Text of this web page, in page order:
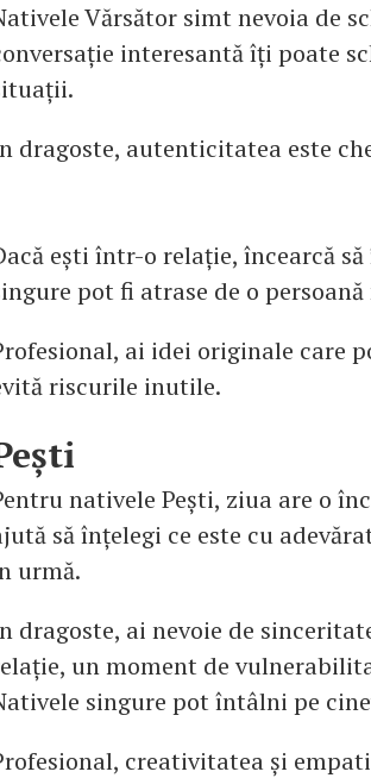
Vărsător simt nevoia de
interesantă îți poate
dragoste, autenticitatea este
ești într-o relație, încearcă
pot fi atrase de o
ai idei originale care
riscurile inutile.
nativele Pești, ziua are o
să înțelegi ce este cu
urmă.
dragoste, ai nevoie de
un moment de
singure pot întâlni pe
creativitatea și